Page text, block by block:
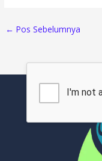
← Pos Sebelumnya